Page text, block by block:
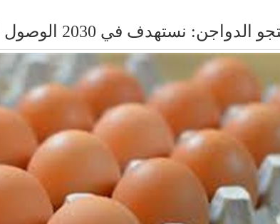
الدواجن: نستهدف في 2030 الوصول لإنتاج 60 مليون بيضة يوميًا